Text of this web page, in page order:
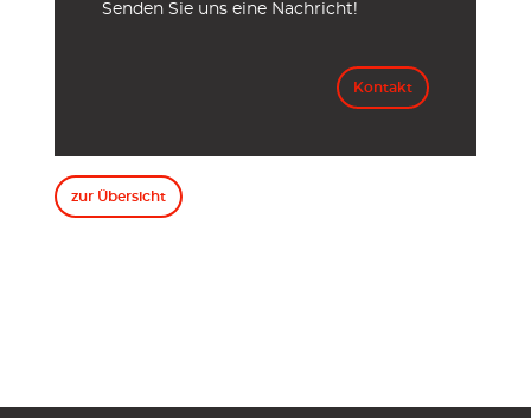
Senden Sie uns eine Nachricht!
Kontakt
zur Übersicht